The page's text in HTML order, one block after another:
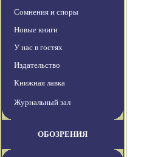
Сомнения и споры
Новые книги
У нас в гостях
Издательство
Книжная лавка
Журнальный зал
ОБОЗРЕНИЯ